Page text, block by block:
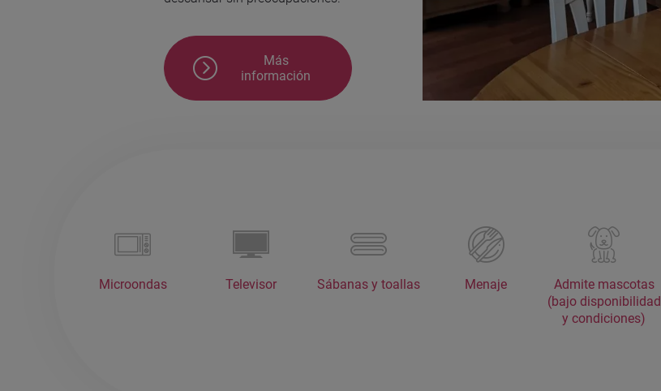
Más
información
Microondas Televisor Sábanas y toallas Menaje
Admite mascotas
(bajo disponibilidad
y condiciones)